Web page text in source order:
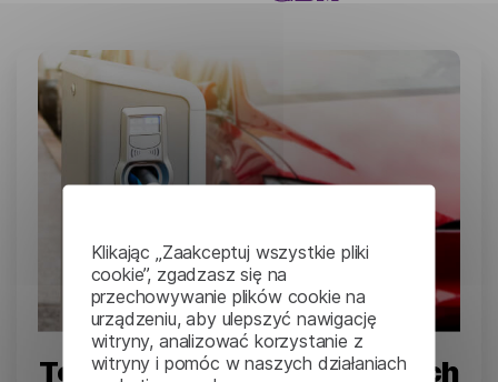
Klikając „Zaakceptuj wszystkie pliki
cookie”, zgadzasz się na
przechowywanie plików cookie na
urządzeniu, aby ulepszyć nawigację
witryny, analizować korzystanie z
witryny i pomóc w naszych działaniach
Tesla: Tłumaczenie złożonych